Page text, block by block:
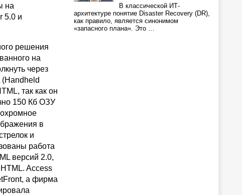
на
5.0 и
решения
на
через
так как он
150 Кб ОЗУ
в
и
работа
версий 2.0,
Access
а фирма
В классической ИТ-
архитектуре понятие Disaster Recovery (DR),
как правило, является синонимом
«запасного плана». Это …